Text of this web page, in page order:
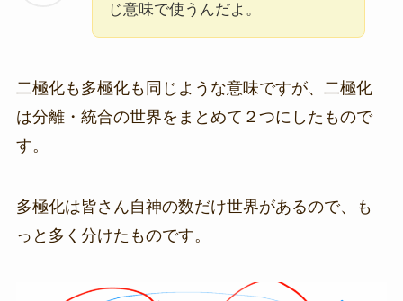
じ意味で使うんだよ。
二極化も多極化も同じような意味ですが、二極化
は分離・統合の世界をまとめて２つにしたもので
す。
多極化は皆さん自神の数だけ世界があるので、も
っと多く分けたものです。